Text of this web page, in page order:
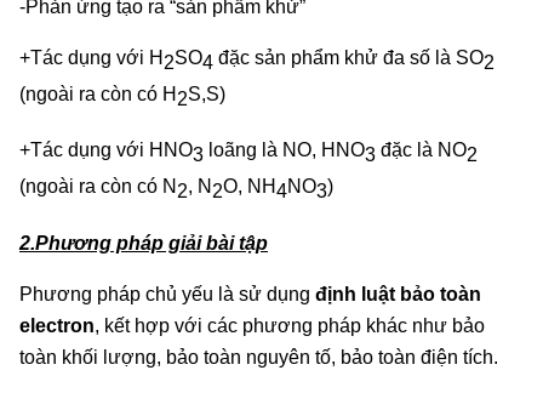
-Phản ứng tạo ra “sản phẩm khử”
+Tác dụng với H 2SO4 đặc sản phẩm khử đa số là SO2
(ngoài ra còn có H 2S,S)
+Tác dụng với HNO3 loãng là NO, HNO3 đặc là NO2
(ngoài ra còn có N2, N2O, NH4NO3)
2.Phương pháp giải bài tập
Phương pháp chủ yếu là sử dụng định luật bảo toàn
electron, kết hợp với các phương pháp khác như bảo
toàn khối lượng, bảo toàn nguyên tố, bảo toàn điện tích.